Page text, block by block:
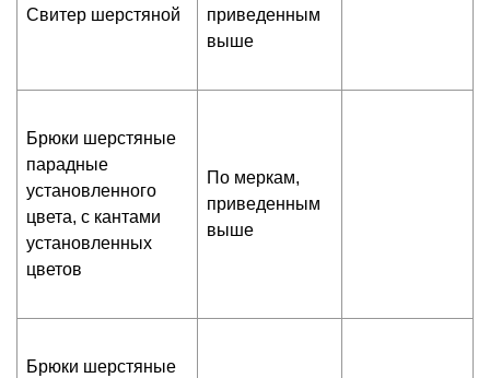
Свитер шерстяной
приведенным
выше
Брюки шерстяные
парадные
установленного
цвета, с кантами
установленных
цветов
По меркам,
приведенным
выше
Брюки шерстяные